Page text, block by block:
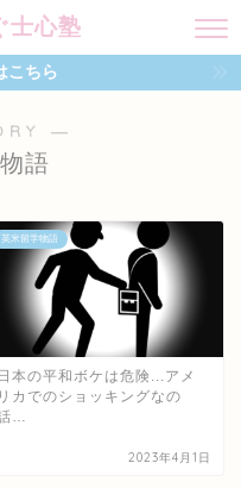
士心塾
こちら
―
語
英米留学物語
日本の平和ボケは危険...アメ
リカでのショッキングなの
…
2023年4月1日